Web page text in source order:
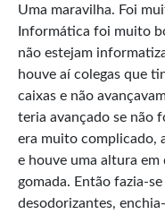
Uma maravilha. Foi
Informática foi muito
não estejam
houve aí colegas que
caixas e não
teria avançado se não
era muito complicado,
e houve uma altura
gomada. Então fazia-
desodorizantes,